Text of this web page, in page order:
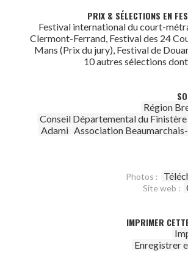
PRIX & SÉLECTIONS EN
Festival international du court-
Clermont-Ferrand, Festival des 24
Mans (Prix du jury), Festival de
10 autres sélections
Région
Conseil Départemental du Finistère
Adami Association
Photos :
Site web :
IMPRIMER
Enregistrer